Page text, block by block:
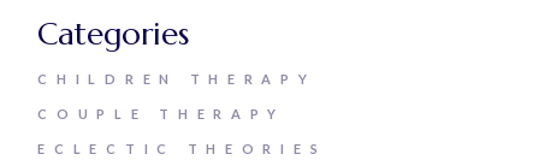
Categories
CHILDREN THERAPY
COUPLE THERAPY
ECLECTIC THEORIES